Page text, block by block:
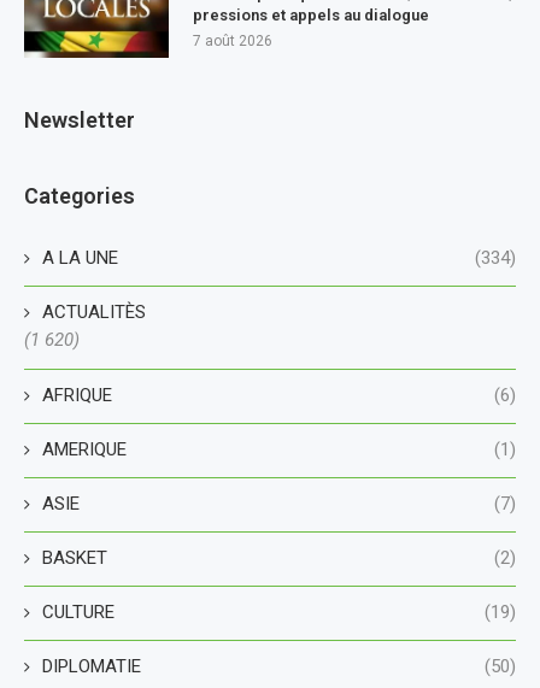
pressions et appels au dialogue
7 août 2026
Newsletter
Categories
A LA UNE (334)
ACTUALITÈS
(1 620)
AFRIQUE (6)
AMERIQUE (1)
ASIE (7)
BASKET (2)
CULTURE (19)
DIPLOMATIE (50)